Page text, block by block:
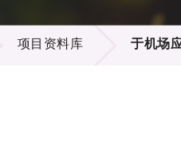
供应商登记
项目资料库
多媒体
出版刊物
项目资料库 于机场